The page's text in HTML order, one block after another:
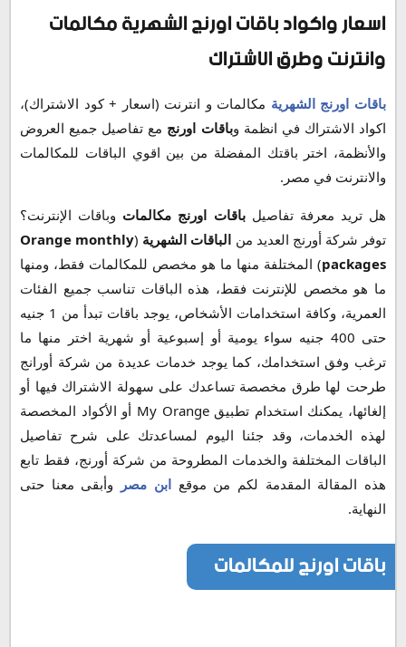
باقات اورنج للمكالمات
باقات اورنج انترنت
باقات النت الإضافية
طريقة تجديد باقة اورنج
الغاء خدمات اورنج
كيفية الغاء باقات اورنج
طريقة تحويل رصيد اورنج
اسعار واكواد باقات اورنج الشهرية مكالمات
وانترنت وطرق الاشتراك
باقات اورنج الشهرية مكالمات و انترنت (اسعار + كود الاشتراك)،
اكواد الاشتراك في انظمة وباقات اورنج مع تفاصيل جميع العروض
والأنظمة، اختر باقتك المفضلة من بين اقوي الباقات للمكالمات
والانترنت في مصر.
هل تريد معرفة تفاصيلباقات اورنج مكالمات وباقات الإنترنت؟
توفر شركة أورنج العديد من الباقات الشهرية (
Orange monthly
packages) المختلفة منها ما هو مخصص للمكالمات فقط، ومنها
ما هو مخصص للإنترنت فقط، هذه الباقات تناسب جميع الفئات
العمرية، وكافة استخدامات الأشخاص، يوجد باقات تبدأ من 1 جنيه
حتى 400 جنيه سواء يومية أو إسبوعية أو شهرية اختر منها ما
ترغب وفق استخدامك، كما يوجد خدمات عديدة من شركة أورانج
طرحت لها طرق مخصصة تساعدك على سهولة الاشتراك فيها أو
إلغائها، يمكنك استخدام تطبيق My Orange أو الأكواد المخصصة
لهذه الخدمات، وقد جئنا اليوم لمساعدتك على شرح تفاصيل
الباقات المختلفة والخدمات المطروحة من شركة أورنج، فقط تابع
هذه المقالة المقدمة لكم من موقعابن مصر
وأبقى معنا حتى
النهاية.
باقات اورنج للمكالمات